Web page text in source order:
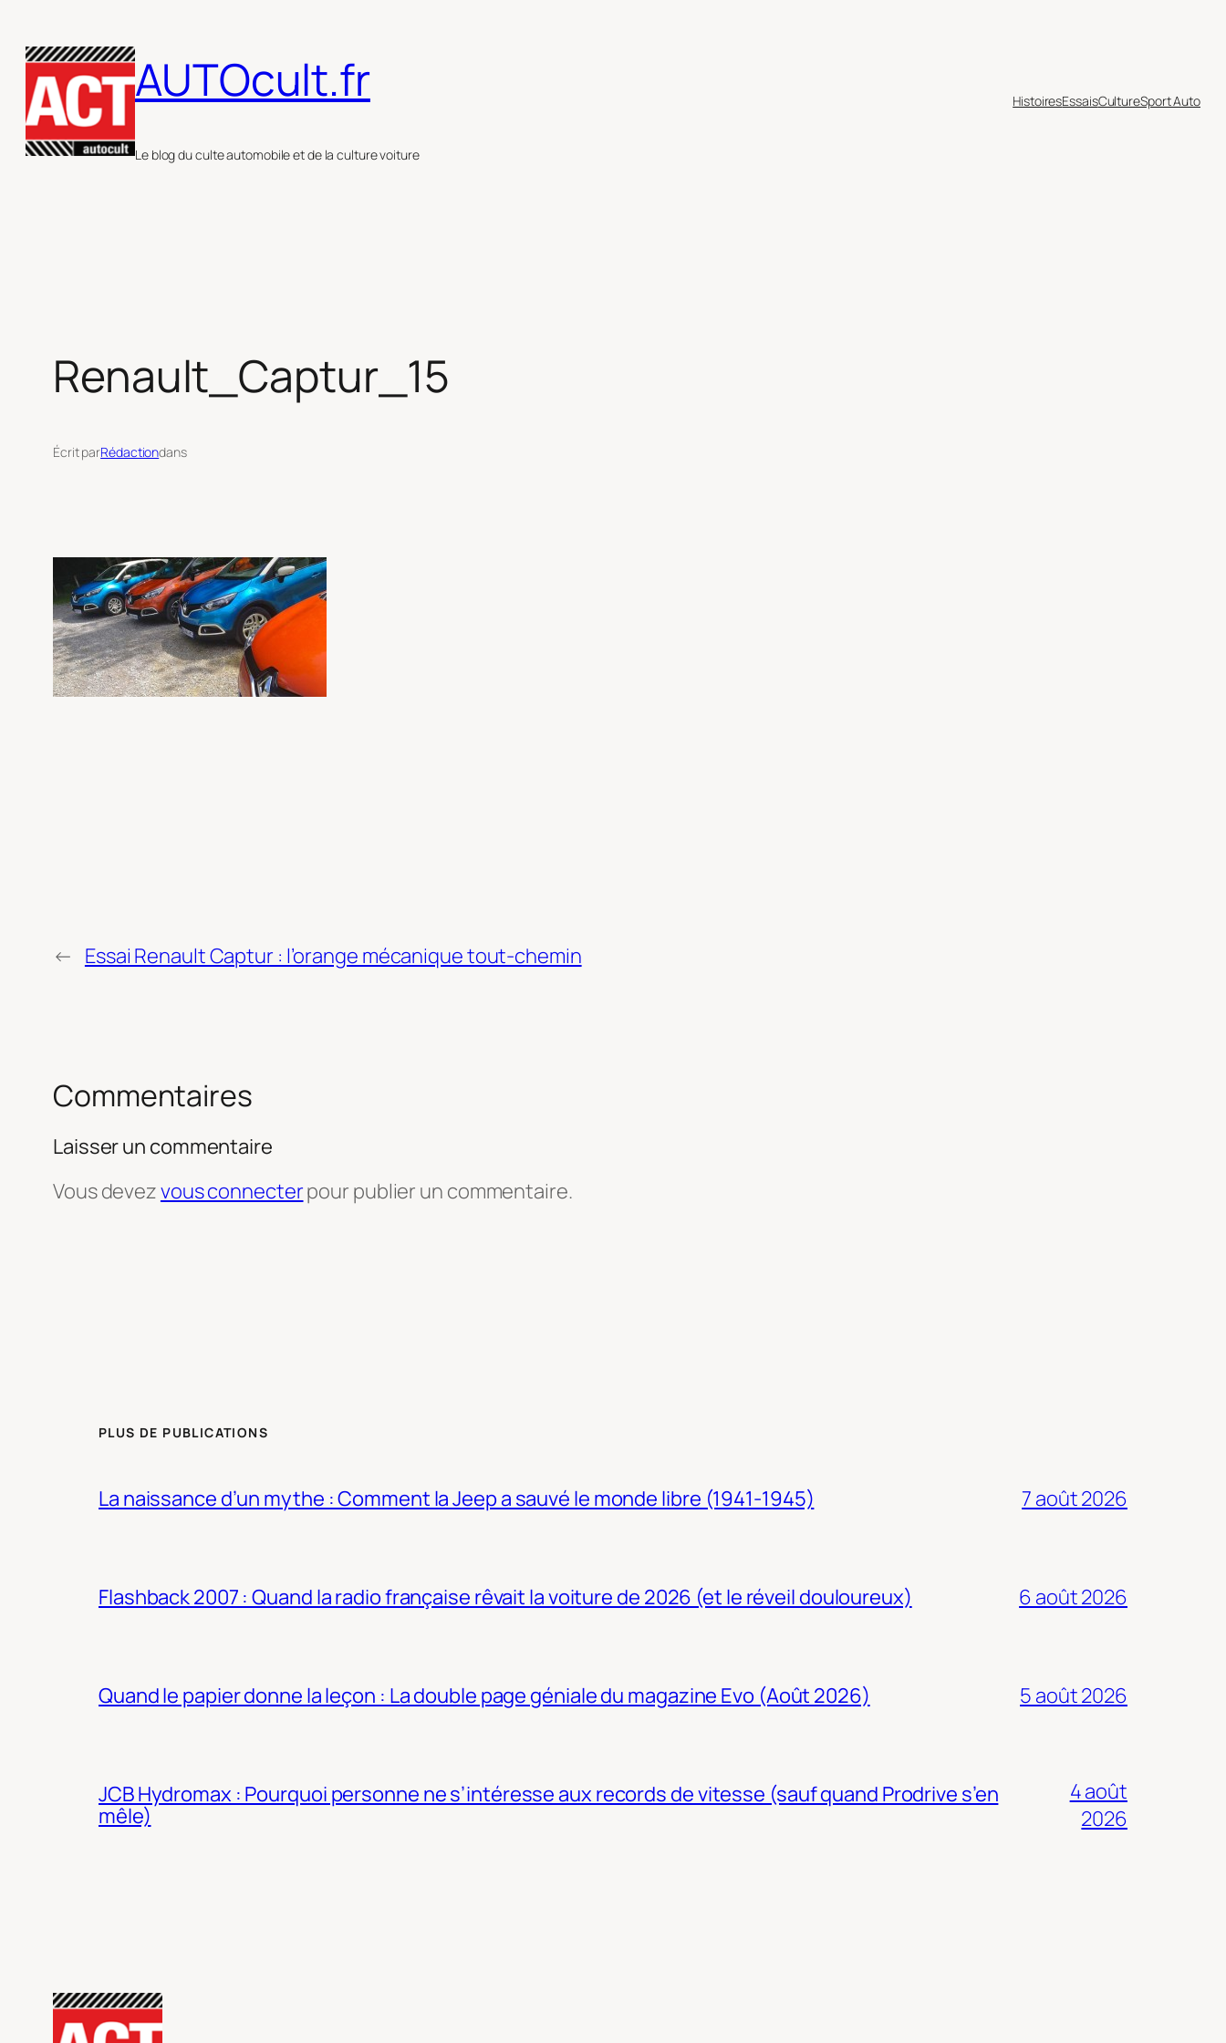
au
contenu
AUTOcult.fr
Le blog du culte automobile et de la culture voiture
HistoiresEssaisCultureSport Auto
Renault_Captur_15
Écrit parRédactiondans
← Essai Renault Captur : l’orange mécanique tout-chemin
Commentaires
Laisser un commentaire
Vous devezvous connecterpour publier un commentaire.
PLUS DE PUBLICATIONS
La naissance d’un mythe : Comment la Jeep a sauvé le monde libre (1941-1945) 7 août 2026
Flashback 2007 : Quand la radio française rêvait la voiture de 2026 (et le réveil douloureux) 6 août 2026
Quand le papier donne la leçon : La double page géniale du magazine Evo (Août 2026) 5 août 2026
JCB Hydromax : Pourquoi personne ne s’intéresse aux records de vitesse (sauf quand Prodrive s’en
mêle)
4 août
2026